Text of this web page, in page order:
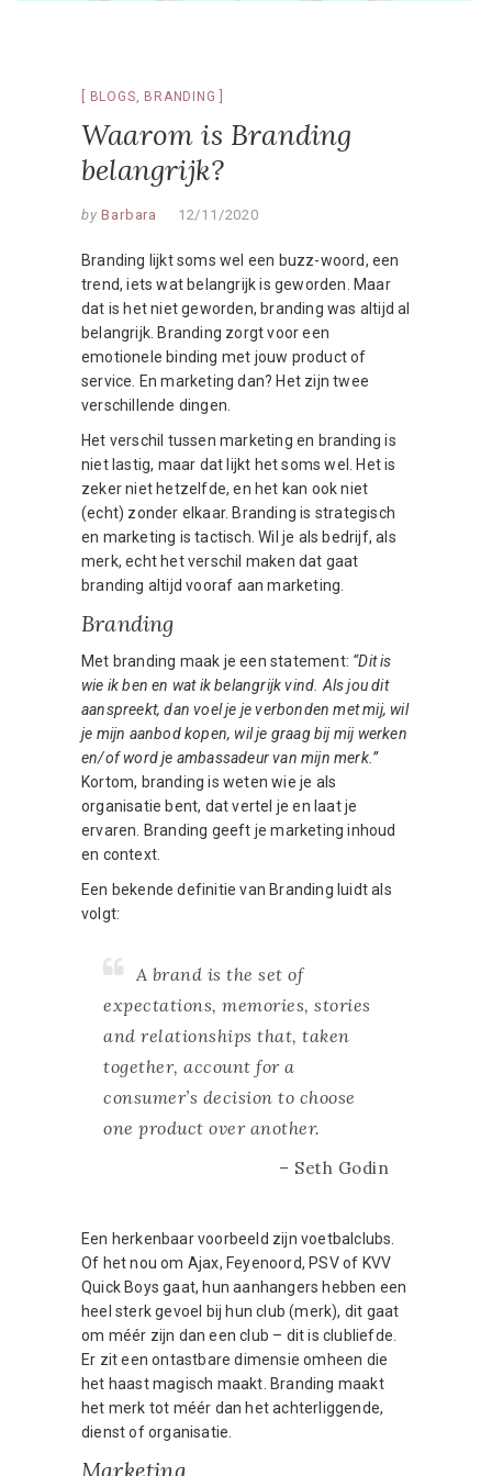
BLOGS, BRANDING
Waarom is Branding
belangrijk?
by Barbara 12/11/2020
Branding lijkt soms wel een buzz-woord, een
trend, iets wat belangrijk is geworden. Maar
dat is het niet geworden, branding was altijd al
belangrijk. Branding zorgt voor een
emotionele binding met jouw product of
service. En marketing dan? Het zijn twee
verschillende dingen.
Het verschil tussen marketing en branding is
niet lastig, maar dat lijkt het soms wel. Het is
zeker niet hetzelfde, en het kan ook niet
(echt) zonder elkaar. Branding is strategisch
en marketing is tactisch. Wil je als bedrijf, als
merk, echt het verschil maken dat gaat
branding altijd vooraf aan marketing.
Branding
Met branding maak je een statement: “Dit is
wie ik ben en wat ik belangrijk vind. Als jou dit
aanspreekt, dan voel je je verbonden met mij, wil
je mijn aanbod kopen, wil je graag bij mij werken
en/of word je ambassadeur van mijn merk.”
Kortom, branding is weten wie je als
organisatie bent, dat vertel je en laat je
ervaren. Branding geeft je marketing inhoud
en context.
Een bekende definitie van Branding luidt als
volgt:
A brand is the set of
expectations, memories, stories
and relationships that, taken
together, account for a
consumer’s decision to choose
one product over another.
– Seth Godin
Een herkenbaar voorbeeld zijn voetbalclubs.
Of het nou om Ajax, Feyenoord, PSV of KVV
Quick Boys gaat, hun aanhangers hebben een
heel sterk gevoel bij hun club (merk), dit gaat
om méér zijn dan een club – dit is clubliefde.
Er zit een ontastbare dimensie omheen die
het haast magisch maakt. Branding maakt
het merk tot méér dan het achterliggende,
dienst of organisatie.
Marketing